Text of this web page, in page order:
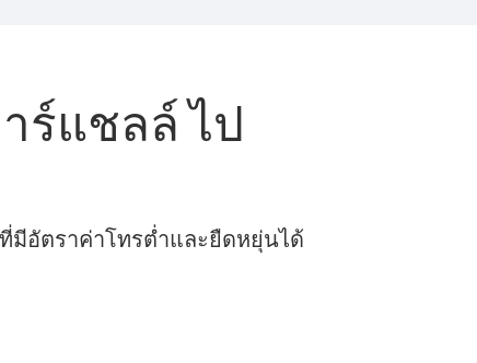
ร์แชลล์ ไป
มีอัตราค่าโทรต่ำและยืดหยุ่นได้